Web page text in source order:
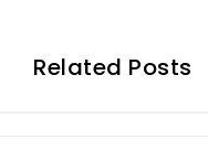
Related Posts